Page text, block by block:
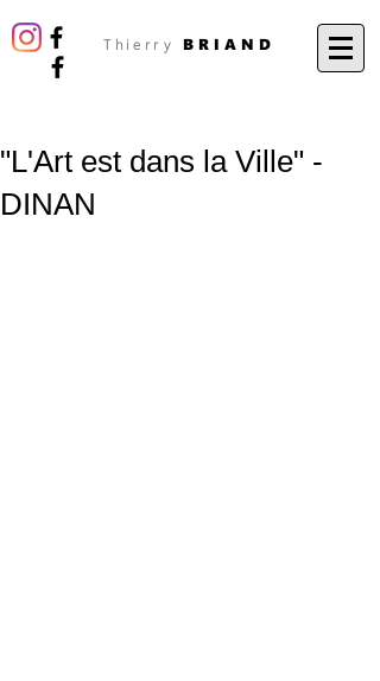
Thierry BRIAND
"L'Art est dans la Ville" -
DINAN